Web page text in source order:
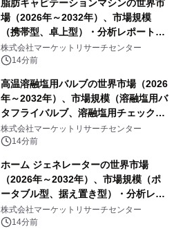
脂肪キャビテーションマシンの世界市
場（2026年～2032年）、市場規模
（携帯型、卓上型）・分析レポートを
発表
株式会社マーケットリサーチセンター
14分前
高温溶融塩用バルブの世界市場（2026
年～2032年）、市場規模（溶融塩用バ
タフライバルブ、溶融塩用チェックバ
ルブ、溶融塩用ゲートバルブ、Y型溶
融塩用グローブバルブ、電動式溶融塩
株式会社マーケットリサーチセンター
14分前
ホーム ジェネレーターの世界市場
（2026年～2032年）、市場規模（ポ
ータブル型、据え置き型）・分析レポ
ートを発表
株式会社マーケットリサーチセンター
14分前